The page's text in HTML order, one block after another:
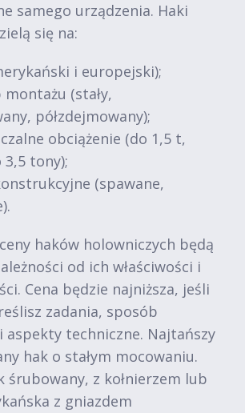
samego urządzenia. Haki
się na:
i europejski);
(stały,
półzdejmowany);
obciążenie (do 1,5 t,
tony);
(spawane,
haków holowniczych będą
od ich właściwości i
Cena będzie najniższa, jeśli
zadania, sposób
aspekty techniczne. Najtańszy
hak o stałym mocowaniu.
śrubowany, z kołnierzem lub
z gniazdem